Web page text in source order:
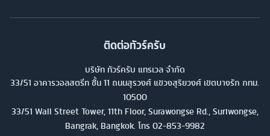
ติดต่อทัวร์ครับ
บริษัท ทัวร์ครับ แทรเวล จำกัด
33/51 อาคารวอลสตรีท ชั้น 11 ถนนสุรวงศ์ แขวงสุริยวงศ์ เขตบางรัก กทม.
10500
33/51 Wall Street Tower, 11th Floor, Surawongse Rd., Suriwongse,
Bangrak, Bangkok. โทร 02-853-9982